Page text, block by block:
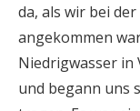
da, als wir bei
angekommen
Niedrigwasser in
und begann uns